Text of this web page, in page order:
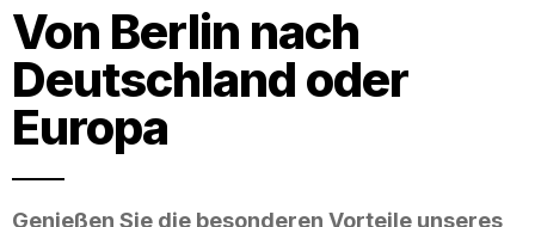
Von Berlin nach
Deutschland oder
Europa
Genießen Sie die besonderen Vorteile unseres